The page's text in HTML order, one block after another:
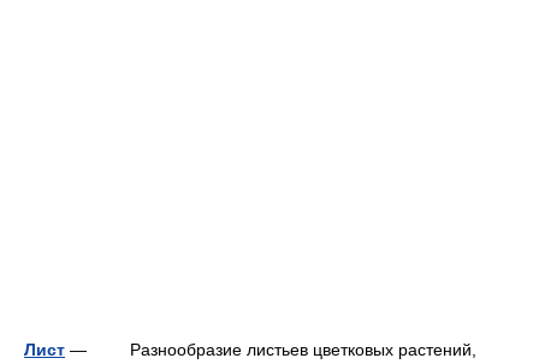
Лист — Разнообразие листьев цветковых растений,